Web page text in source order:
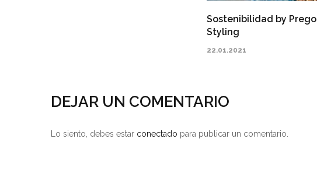
Sostenibilidad by Prego
Styling
22.01.2021
DEJAR UN COMENTARIO
Lo siento, debes estar conectado para publicar un comentario.